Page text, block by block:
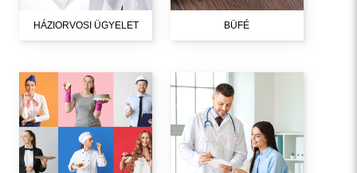
HÁZIORVOSI ÜGYELET BÜFÉ